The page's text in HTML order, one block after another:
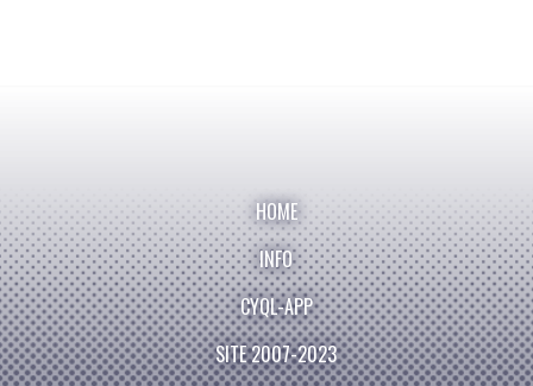
HOME
INFO
CYQL-APP
SITE 2007-2023